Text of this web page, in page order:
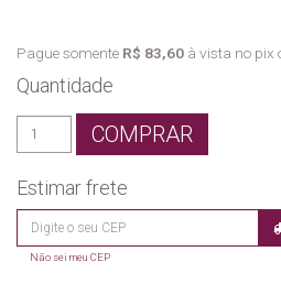
Pague somente R$ 83,60 à vista no pix
Quantidade
COMPRAR
Estimar frete
Não sei meu CEP